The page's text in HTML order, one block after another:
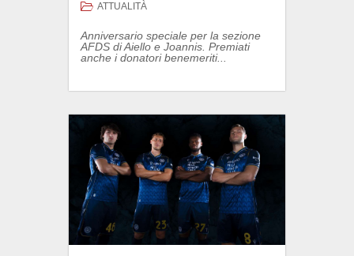
ATTUALITÀ
Anniversario speciale per la sezione
AFDS di Aiello e Joannis. Premiati
anche i donatori benemeriti...